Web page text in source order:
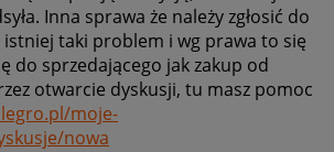
Inna sprawa że należy zgłosić do
istniej taki problem i wg prawa to się
do sprzedającego jak zakup od
otwarcie dyskusji, tu masz pomoc
moje-
nowa